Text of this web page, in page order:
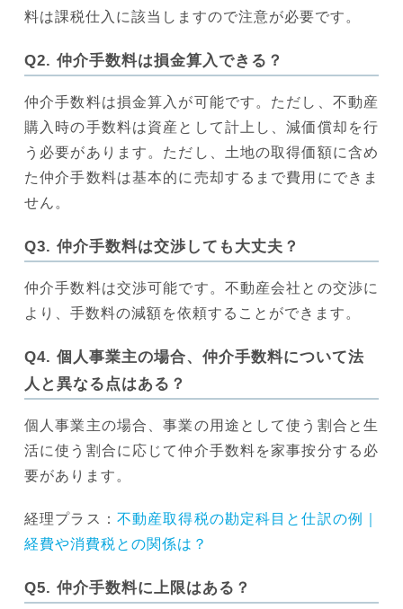
料は課税仕入に該当しますので注意が必要です。
Q2. 仲介手数料は損金算入できる？
仲介手数料は損金算入が可能です。ただし、不動産
購入時の手数料は資産として計上し、減価償却を行
う必要があります。ただし、土地の取得価額に含め
た仲介手数料は基本的に売却するまで費用にできま
せん。
Q3. 仲介手数料は交渉しても大丈夫？
仲介手数料は交渉可能です。不動産会社との交渉に
より、手数料の減額を依頼することができます。
Q4. 個人事業主の場合、仲介手数料について法
人と異なる点はある？
個人事業主の場合、事業の用途として使う割合と生
活に使う割合に応じて仲介手数料を家事按分する必
要があります。
経理プラス： 不動産取得税の勘定科目と仕訳の例｜
経費や消費税との関係は？
Q5. 仲介手数料に上限はある？